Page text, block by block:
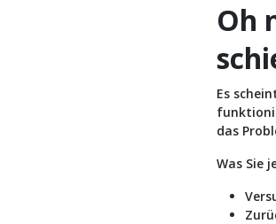
Oh
Es
das
Was Sie